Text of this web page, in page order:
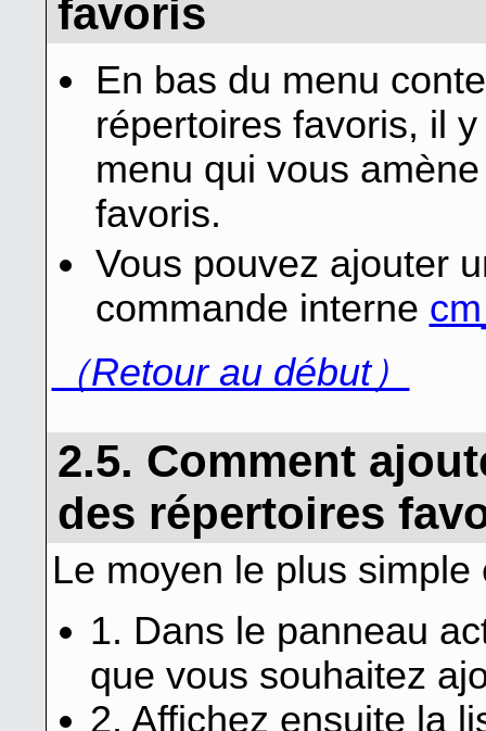
favoris
En bas du menu
répertoires favoris, il
menu qui vous
favoris.
Vous pouvez ajouter
commande interne
（Retour au début）
2.5. Comment
des répertoires
Le moyen le plus simple
1. Dans le panneau
que vous souhaitez
2. Affichez ensuite la